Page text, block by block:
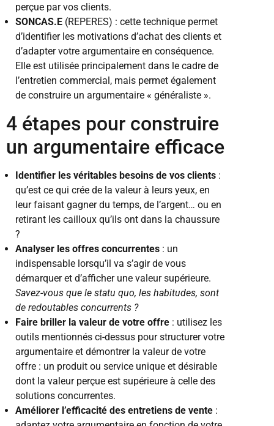
perçue par vos clients.
SONCAS.E (REPERES) : cette technique permet
d’identifier les motivations d’achat des clients et
d’adapter votre argumentaire en conséquence.
Elle est utilisée principalement dans le cadre de
l’entretien commercial, mais permet également
de construire un argumentaire « généraliste ».
4 étapes pour construire
un argumentaire efficace
Identifier les véritables besoins de vos clients :
qu’est ce qui crée de la valeur à leurs yeux, en
leur faisant gagner du temps, de l’argent… ou en
retirant les cailloux qu’ils ont dans la chaussure
?
Analyser les offres concurrentes : un
indispensable lorsqu’il va s’agir de vous
démarquer et d’afficher une valeur supérieure.
Savez-vous que le statu quo, les habitudes, sont
de redoutables concurrents ?
Faire briller la valeur de votre offre : utilisez les
outils mentionnés ci-dessus pour structurer votre
argumentaire et démontrer la valeur de votre
offre : un produit ou service unique et désirable
dont la valeur perçue est supérieure à celle des
solutions concurrentes.
Améliorer l’efficacité des entretiens de vente :